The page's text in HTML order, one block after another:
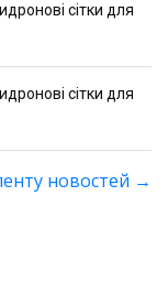
сітки для
сітки для
новостей →